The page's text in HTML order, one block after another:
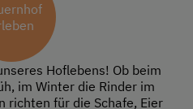
Hoflebens! Ob beim
im Winter die Rinder im
richten für die Schafe, Eier